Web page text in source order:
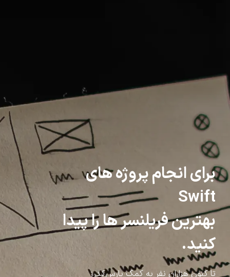
برای انجام پروژه های
Swift
بهترین فریلنسر ها را پیدا
کنید.
تا کنون هزاران نفر به کمک پارس‌کدرز